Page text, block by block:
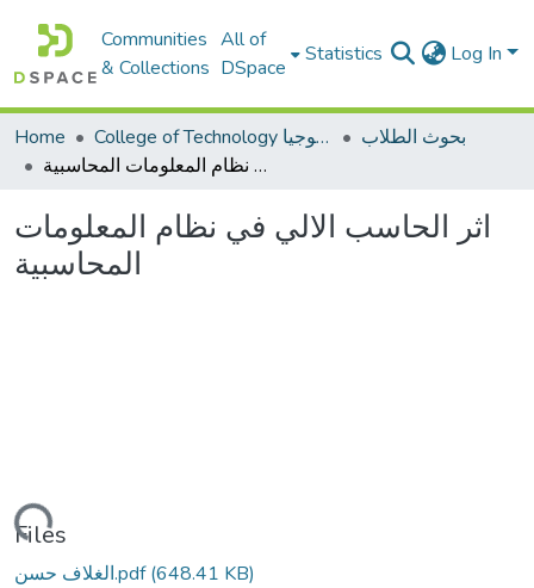
Communities
& Collections
All of
DSpace
Statistics Log In
Home College of Technology كلية التكنولوجيا
بحوث الطلاب
اثر الحاسب الالي في نظام المعلومات المحاسبية
اثر الحاسب الالي في نظام المعلومات
المحاسبية
Files
الغلاف حسن.pdf(648.41 KB)